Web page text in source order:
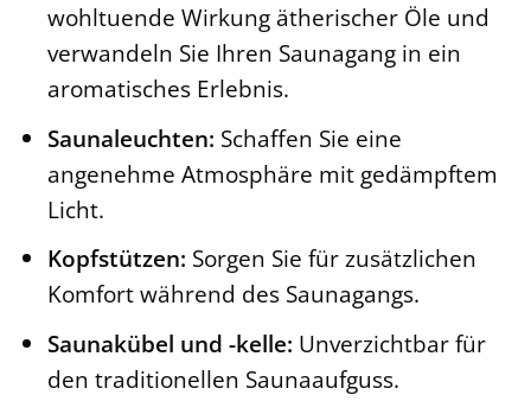
wohltuende Wirkung ätherischer Öle und
verwandeln Sie Ihren Saunagang in ein
aromatisches Erlebnis.
Saunaleuchten: Schaffen Sie eine
angenehme Atmosphäre mit gedämpftem
Licht.
Kopfstützen: Sorgen Sie für zusätzlichen
Komfort während des Saunagangs.
Saunakübel und -kelle: Unverzichtbar für
den traditionellen Saunaaufguss.